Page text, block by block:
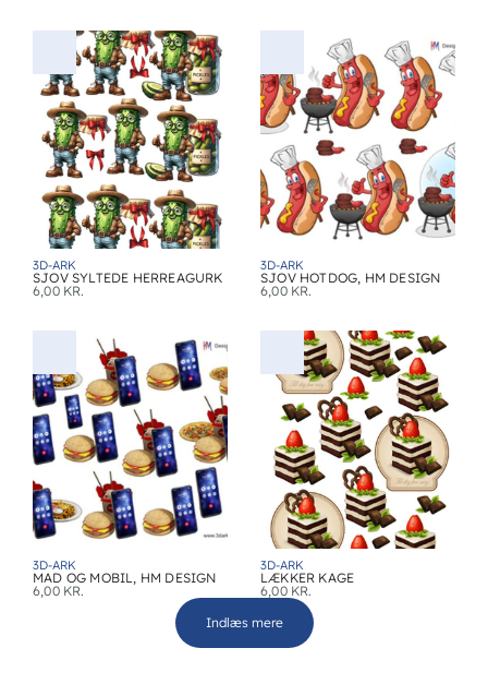
3D-ARK
SJOV SYLTEDE HERREAGURK
6,00 KR.
3D-ARK
SJOV HOTDOG, HM DESIGN
6,00 KR.
3D-ARK
MAD OG MOBIL, HM DESIGN
6,00 KR.
3D-ARK
LÆKKER KAGE
6,00 KR.
Indlæs mere